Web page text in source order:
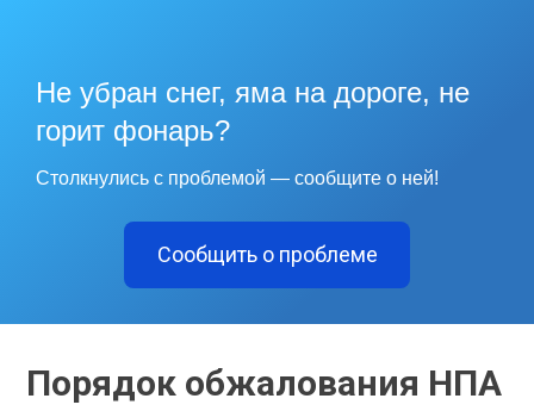
Не убран снег, яма на дороге, не
горит фонарь?
Столкнулись с проблемой — сообщите о ней!
Сообщить о проблеме
Порядок обжалования НПА